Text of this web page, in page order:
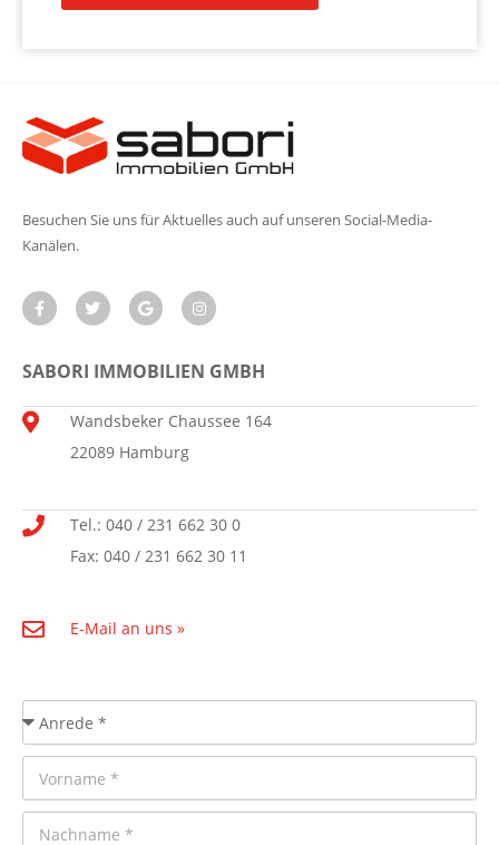
Besuchen Sie uns für Aktuelles auch auf unseren Social-Media-
Kanälen.
SABORI IMMOBILIEN GMBH
Wandsbeker Chaussee 164
22089 Hamburg
Tel.: 040 / 231 662 30 0
Fax: 040 / 231 662 30 11
E-Mail an uns »